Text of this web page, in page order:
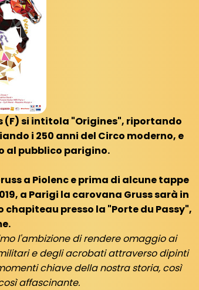
(F) si intitola "Origines", riportando
i 250 anni del Circo moderno, e
al pubblico parigino.
a Piolenc e prima di alcune tappe
a Parigi la carovana Gruss sarà in
chapiteau presso la "Porte du Passy",
l'ambizione di rendere omaggio ai
e degli acrobati attraverso dipinti
chiave della nostra storia, così
affascinante.